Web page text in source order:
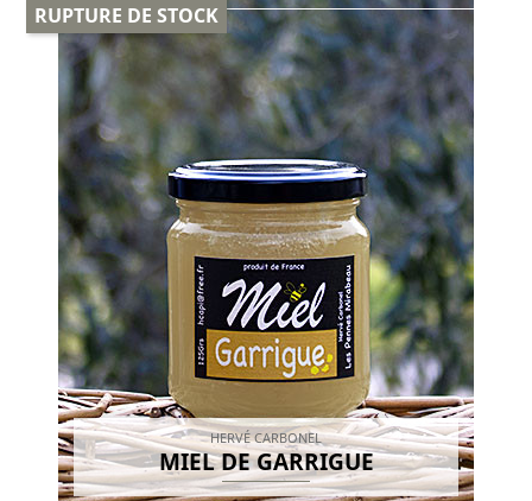
HERVÉ CARBONEL
MIEL DE GARRIGUE
RUPTURE DE STOCK